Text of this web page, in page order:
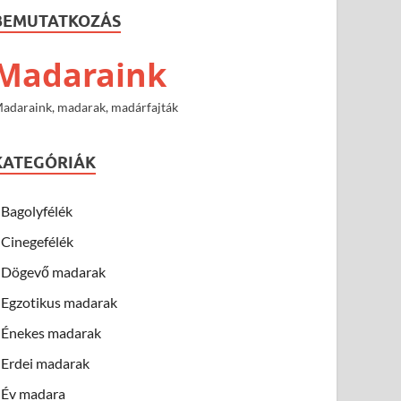
madarak, madárfajták
Bagolyfélék
Cinegefélék
Dögevő madarak
Egzotikus madarak
Énekes madarak
Erdei madarak
Év madara